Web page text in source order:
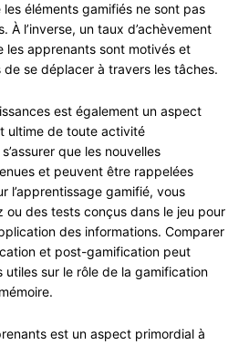
éléments gamifiés ne sont pas
À l’inverse, un taux d’achèvement
les apprenants sont motivés et
se déplacer à travers les tâches.
est également un aspect
ultime de toute activité
que les nouvelles
et peuvent être rappelées
l’apprentissage gamifié, vous
ou des tests conçus dans le jeu pour
des informations. Comparer
et post-gamification peut
utiles sur le rôle de la gamification
est un aspect primordial à